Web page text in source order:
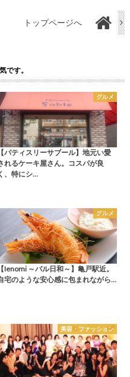
トップページへ
です。
グルメ
【パティスリーサブール】地元い愛
れるケーキ屋さん。コスパが良
、特にシ…
グルメ
【Ienomi ～バル日和～】亀戸駅近。
宅のような安心感に包まれながら…
美容・ファッション